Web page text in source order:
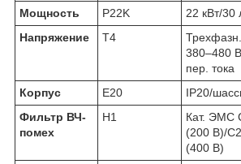
Мощность P22K
22 кВт/30
Напряжение
T4
Трехфазн.,
380–480 В
пер. тока
Корпус
E20
IP20/
Фильтр ВЧ-
помех
H1
Кат. ЭМС
(200 В)/C2
(400 В)